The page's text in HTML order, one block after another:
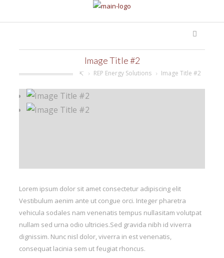
Image Title #2
REP Energy Solutions Image Title #2
Lorem ipsum dolor sit amet consectetur adipiscing elit
Vestibulum aenim ante ut congue orci. Integer pharetra
vehicula sodales nam venenatis tempus nullasitam volutpat
nullam sed urna odio ultricies.Sed gravida nibh id viverra
dignissim. Nunc nisl dolor, viverra in est venenatis,
consequat lacinia sem ut feugiat rhoncus.